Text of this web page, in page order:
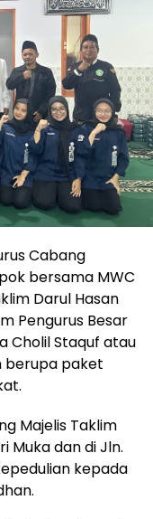
Cabang
bersama MWC
Darul Hasan
Pengurus Besar
Cholil Staquf atau
berupa paket
Majelis Taklim
Muka dan di Jln.
kepada